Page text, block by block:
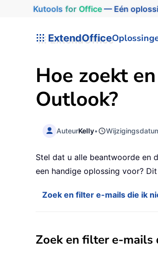
Kutools for Office— Eén
ExtendOffice
Hoe zoekt
Outlook?
AuteurKelly•
Stel dat u alle beantwoorde en
een handige oplossing voor?
Zoek en filter e-mails die ik
Zoek en filter e-